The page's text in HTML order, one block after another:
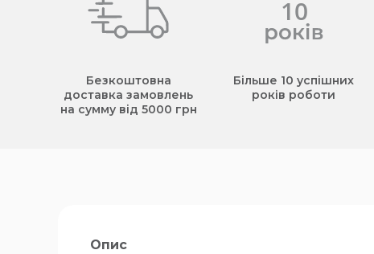
Безкоштовна
доставка замовлень
на сумму від 5000 грн
Більше 10 успішних
років роботи
Опис